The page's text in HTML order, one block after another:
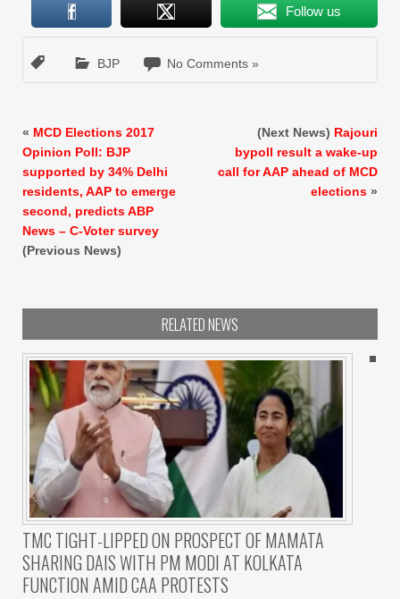
Follow us
BJP No Comments »
« MCD Elections 2017
Opinion Poll: BJP
supported by 34% Delhi
residents, AAP to emerge
second, predicts ABP
News – C-Voter survey
(Previous News)
(Next News) Rajouri
bypoll result a wake-up
call for AAP ahead of MCD
elections »
RELATED NEWS
TMC TIGHT-LIPPED ON PROSPECT OF MAMATA
SHARING DAIS WITH PM MODI AT KOLKATA
FUNCTION AMID CAA PROTESTS